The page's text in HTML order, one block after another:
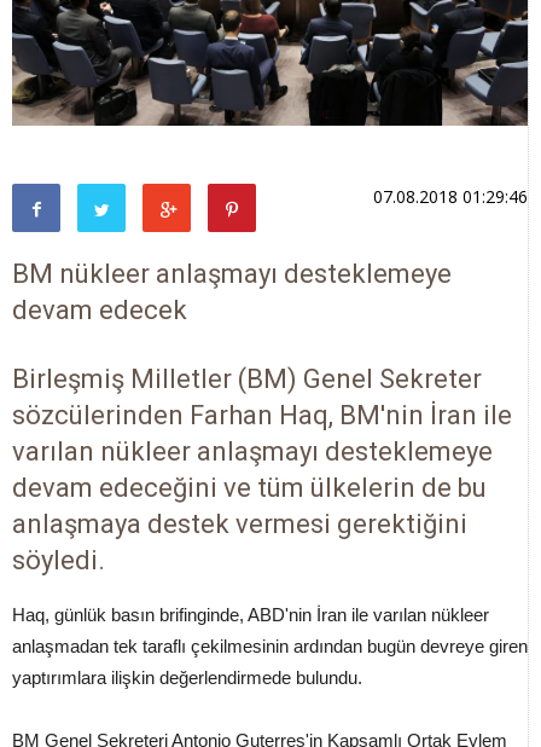
07.08.2018 01:29:46
BM nükleer anlaşmayı desteklemeye
devam edecek
Birleşmiş Milletler (BM) Genel Sekreter
sözcülerinden Farhan Haq, BM'nin İran ile
varılan nükleer anlaşmayı desteklemeye
devam edeceğini ve tüm ülkelerin de bu
anlaşmaya destek vermesi gerektiğini
söyledi.
Haq, günlük basın brifinginde, ABD'nin İran ile varılan nükleer
anlaşmadan tek taraflı çekilmesinin ardından bugün devreye giren
yaptırımlara ilişkin değerlendirmede bulundu.
BM Genel Sekreteri Antonio Guterres'in Kapsamlı Ortak Eylem